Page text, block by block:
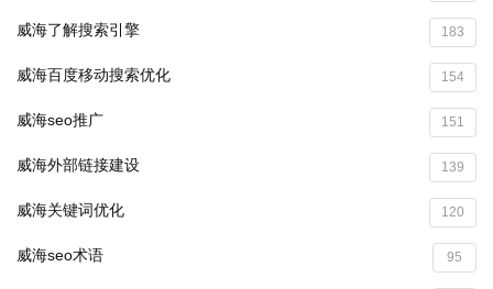
威海了解搜索引擎 183
威海百度移动搜索优化 154
威海seo推广 151
威海外部链接建设 139
威海关键词优化 120
威海seo术语 95